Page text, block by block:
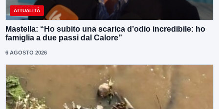
ATTUALITÀ
Mastella: “Ho subito una scarica d’odio incredibile: ho
famiglia a due passi dal Calore”
6 AGOSTO 2026